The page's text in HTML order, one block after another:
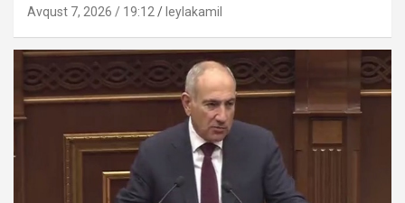
Avqust 7, 2026 / 19:12 leylakamil